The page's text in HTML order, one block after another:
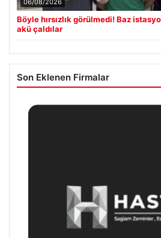
06/08/2026
Böyle hırsızlık görülmedi! Baz
akü çaldılar
Son Eklenen Firmalar